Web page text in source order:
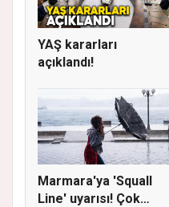
YAŞ kararları
açıklandı!
Marmara'ya 'Squall
Line' uyarısı! Çok